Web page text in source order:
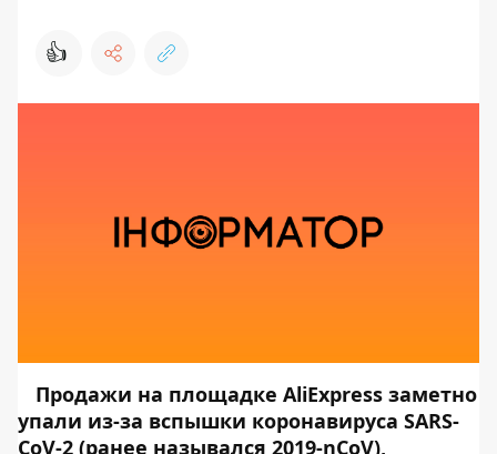
👍
Продажи на площадке AliExpress заметно
упали из-за вспышки коронавируса SARS-
CoV-2 (ранее назывался 2019-nCoV),